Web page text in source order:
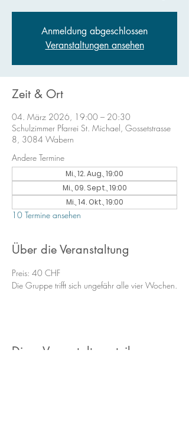
Anmeldung abgeschlossen
Veranstaltungen ansehen
Zeit & Ort
04. März 2026, 19:00 – 20:30
Schulzimmer Pfarrei St. Michael, Gossetstrasse
8, 3084 Wabern
Andere Termine
Mi., 12. Aug., 19:00
Mi., 09. Sept., 19:00
Mi., 14. Okt., 19:00
10 Termine ansehen
Über die Veranstaltung
Preis: 40 CHF
Die Gruppe trifft sich ungefähr alle vier Wochen.
Diese Veranstaltung teilen